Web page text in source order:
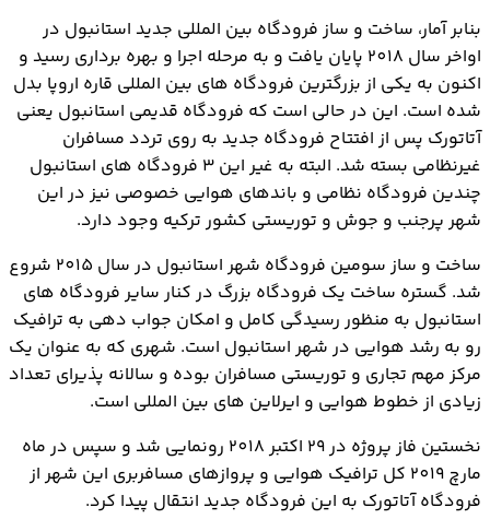
بنابر آمار، ساخت و ساز فرودگاه بین المللی جدید استانبول در
اواخر سال 2018 پایان یافت و به مرحله اجرا و بهره برداری رسید و
اکنون به یکی از بزرگترین فرودگاه های بین المللی قاره اروپا بدل
شده است. این در حالی است که فرودگاه قدیمی استانبول یعنی
آتاتورک پس از افتتاح فرودگاه جدید به روی تردد مسافران
غیرنظامی بسته شد. البته به غیر این 3 فرودگاه های استانبول
چندین فرودگاه نظامی و باندهای هوایی خصوصی نیز در این
شهر پرجنب و جوش و توریستی کشور ترکیه وجود دارد.
ساخت و ساز سومین فرودگاه شهر استانبول در سال 2015 شروع
شد. گستره ساخت یک فرودگاه بزرگ در کنار سایر فرودگاه های
استانبول به منظور رسیدگی کامل و امکان جواب دهی به ترافیک
رو به رشد هوایی در شهر استانبول است. شهری که به عنوان یک
مرکز مهم تجاری و توریستی مسافران بوده و سالانه پذیرای تعداد
زیادی از خطوط هوایی و ایرلاین های بین المللی است.
نخستین فاز پروژه در 29 اکتبر 2018 رونمایی شد و سپس در ماه
مارچ 2019 کل ترافیک هوایی و پروازهای مسافربری این شهر از
فرودگاه آتاتورک به این فرودگاه جدید انتقال پیدا کرد.